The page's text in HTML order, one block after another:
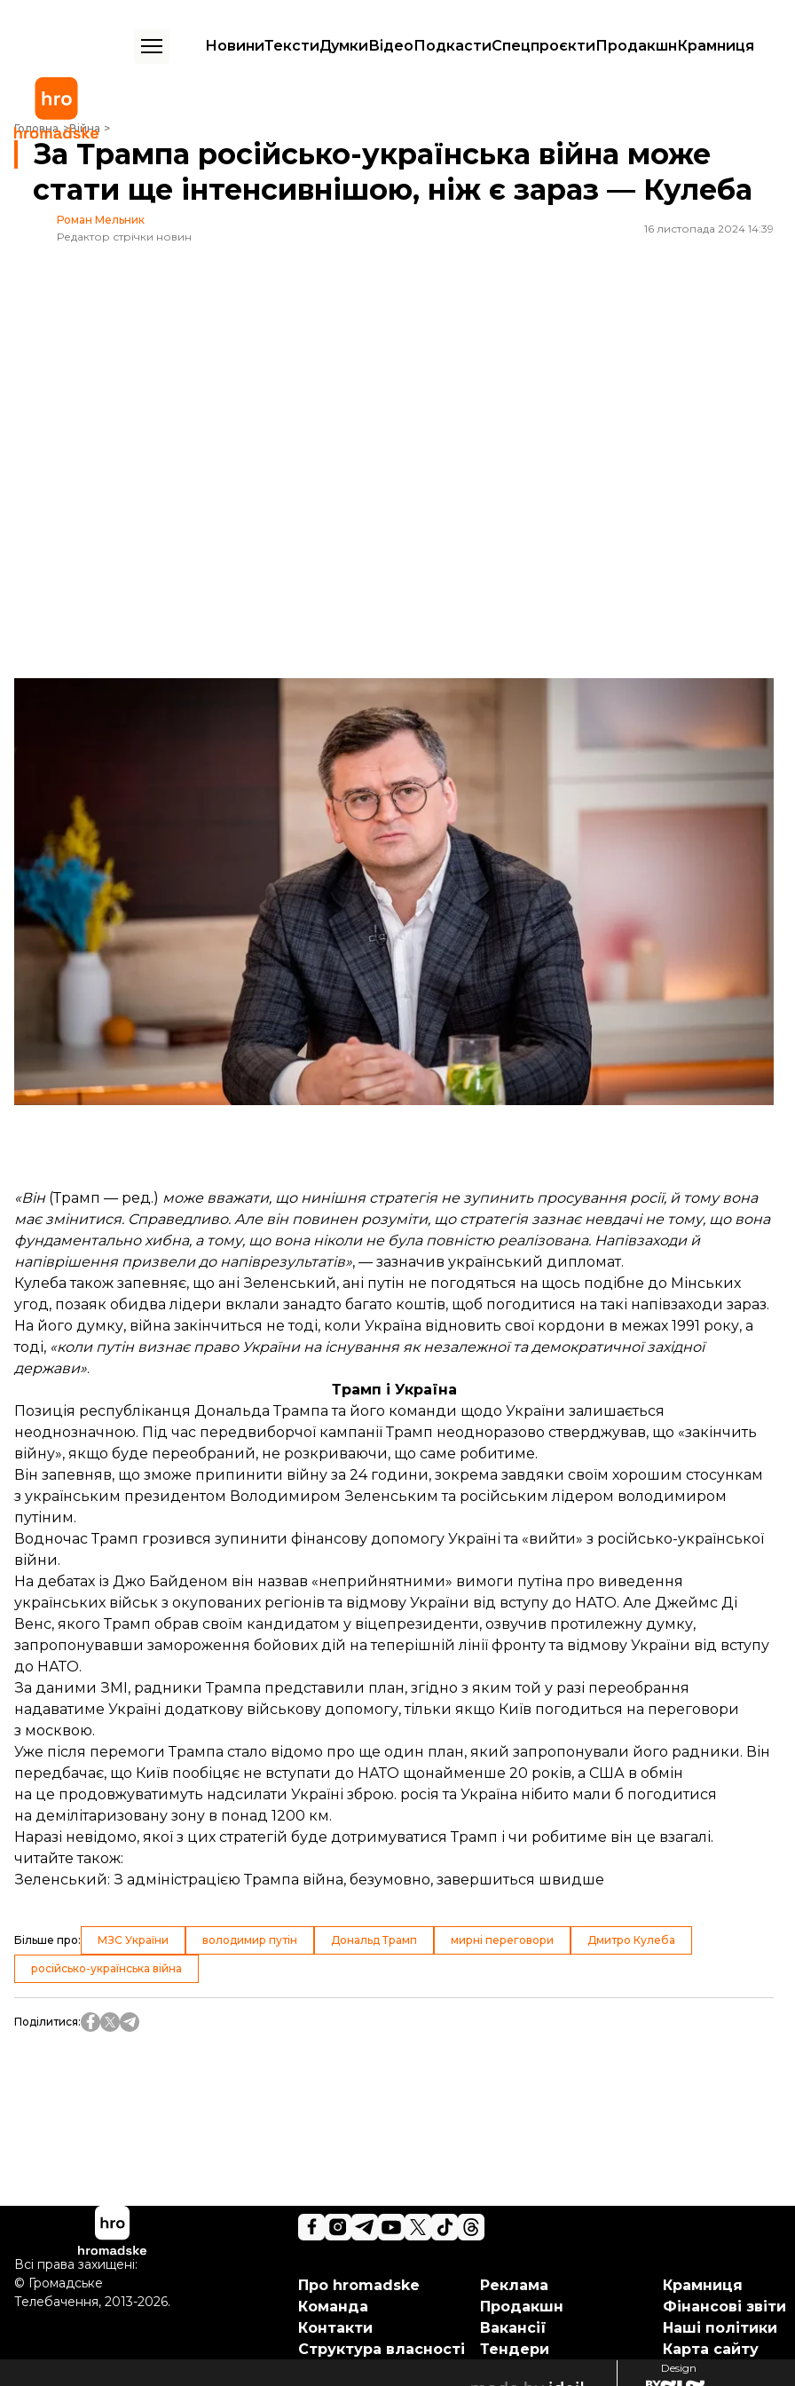
НовиниТекстиДумкиВідеоПодкастиСпецпроєктиПродакшнКрамниця
Головна Війна
За Трампа російсько-українська війна може стати ще інтенсивнішою, ніж є зараз — Кулеба
За Трампа російсько-українська війна може
стати ще інтенсивнішою, ніж є зараз — Кулеба
Роман Мельник
Редактор стрічки новин
16 листопада 2024 14:39
Дмитро Кулеба / Facebook
Колишній міністр закордонних справ України Дмитро Кулеба заявив, що з обранням у США
Дональда Трампа війна росії проти України може лише посилитися.
у своїй колонці для Economist.
За словами Кулеби, низка західних лідерів у 2016-2022 роках запитували його, чим Україна готова
поступитися на користь росії заради досягнення миру, і зараз, після переобрання Дональда Трампа,
«ми повертаємося до тих самих питань»
На думку ексглави українського МЗС, Трамп не може дозволити собі мати слабкий вигляд, а також
він повинен показати всьому світу, що«його план — хай яким він є — набагато кращий за план Джо
Байдена»
. Також він вважає, що Трамп не може просто«кинути Україну під автобус»
змусить його мати слабкий вигляд у короткостроковій перспективі.
«Він (Трамп — ред.) може вважати, що нинішня стратегія не зупинить просування росії, й тому вона
має змінитися. Справедливо. Але він повинен розуміти, що стратегія зазнає невдачі не тому, що вона
фундаментально хибна, а тому, що вона ніколи не була повністю реалізована. Напівзаходи й
напіврішення призвели до напіврезультатів», — зазначив український дипломат.
Кулеба також запевняє, що ані Зеленський, ані путін не погодяться на щось подібне до Мінських
угод, позаяк обидва лідери вклали занадто багато коштів, щоб погодитися на такі напівзаходи зараз.
На його думку, війна закінчиться не тоді, коли Україна відновить свої кордони в межах 1991 року, а
тоді, «коли путін визнає право України на існування як незалежної та демократичної західної
держави».
Трамп і Україна
Позиція республіканця Дональда Трампа та його команди щодо України залишається
неоднозначною. Під час передвиборчої кампанії Трамп неодноразово стверджував, що «закінчить
війну», якщо буде переобраний, не розкриваючи, що саме робитиме.
Він запевняв, що зможе припинити війну за 24 години, зокрема завдяки своїм хорошим стосункам
з українським президентом Володимиром Зеленським та російським лідером володимиром
путіним.
Водночас Трамп грозився зупинити фінансову допомогу Україні та «вийти» з російсько-української
війни.
На дебатах із Джо Байденом він назвав «неприйнятними» вимоги путіна про виведення
українських військ з окупованих регіонів та відмову України від вступу до НАТО. Але Джеймс Ді
Венс, якого Трамп обрав своїм кандидатом у віцепрезиденти, озвучив протилежну думку,
запропонувавши замороження бойових дій на теперішній лінії фронту та відмову України від вступу
до НАТО.
За даними ЗМІ, радники Трампа представили план, згідно з яким той у разі переобрання
надаватиме Україні додаткову військову допомогу, тільки якщо Київ погодиться на переговори
з москвою.
Уже після перемоги Трампа стало відомо про ще один план, який запропонували його радники. Він
передбачає, що Київ пообіцяє не вступати до НАТО щонайменше 20 років, а США в обмін
на це продовжуватимуть надсилати Україні зброю. росія та Україна нібито мали б погодитися
на демілітаризовану зону в понад 1200 км.
Наразі невідомо, якої з цих стратегій буде дотримуватися Трамп і чи робитиме він це взагалі.
читайте також:
Зеленський: З адміністрацією Трампа війна, безумовно, завершиться швидше
Більше про: МЗС України володимир путін Дональд Трамп мирні переговори Дмитро Кулеба
російсько-українська війна
Поділитися:
Про hromadske
Команда
Контакти
Структура власності
Реклама
Продакшн
Вакансії
Тендери
Крамниця
Фінансові звіти
Наші політики
Карта сайту
Всі права захищені:
© Громадське
Телебачення, 2013-2026.
Design